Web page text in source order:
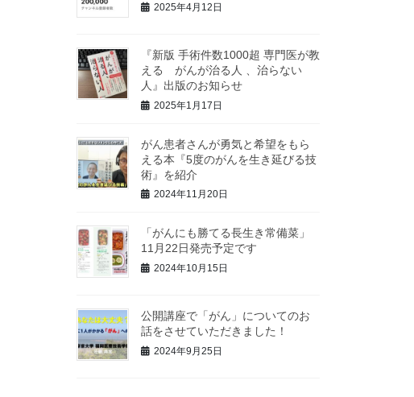
2025年4月12日
『新版 手術件数1000超 専門医が教
える がんが治る人 、治らない
人』出版のお知らせ
2025年1月17日
がん患者さんが勇気と希望をもら
える本『5度のがんを生き延びる技
術』を紹介
2024年11月20日
「がんにも勝てる長生き常備菜」
11月22日発売予定です
2024年10月15日
公開講座で「がん」についてのお
話をさせていただきました！
2024年9月25日